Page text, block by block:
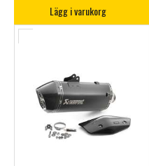
Lägg i varukorg